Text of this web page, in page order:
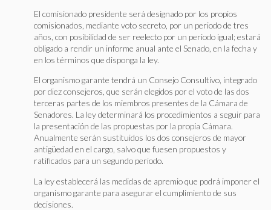
El comisionado presidente será designado por los propios
comisionados, mediante voto secreto, por un periodo de tres
años, con posibilidad de ser reelecto por un periodo igual; estará
obligado a rendir un informe anual ante el Senado, en la fecha y
en los términos que disponga la ley.
El organismo garante tendrá un Consejo Consultivo, integrado
por diez consejeros, que serán elegidos por el voto de las dos
terceras partes de los miembros presentes de la Cámara de
Senadores. La ley determinará los procedimientos a seguir para
la presentación de las propuestas por la propia Cámara.
Anualmente serán sustituidos los dos consejeros de mayor
antigüedad en el cargo, salvo que fuesen propuestos y
ratificados para un segundo periodo.
La ley establecerá las medidas de apremio que podrá imponer el
organismo garante para asegurar el cumplimiento de sus
decisiones.